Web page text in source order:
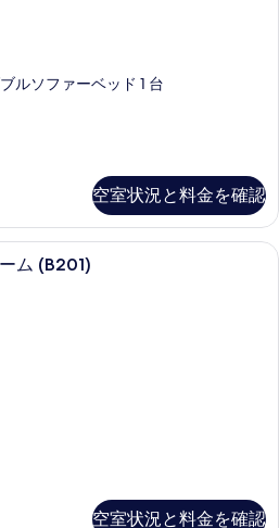
ルソファーベッド 1 台
空室状況と料金を確認
コンドミニアム 1 ベッドルーム
ム (B201)
空室状況と料金を確認